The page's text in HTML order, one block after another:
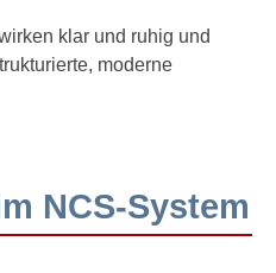
klar und ruhig und
moderne
NCS-System